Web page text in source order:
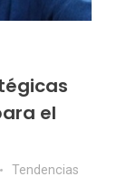
el
Tendencias